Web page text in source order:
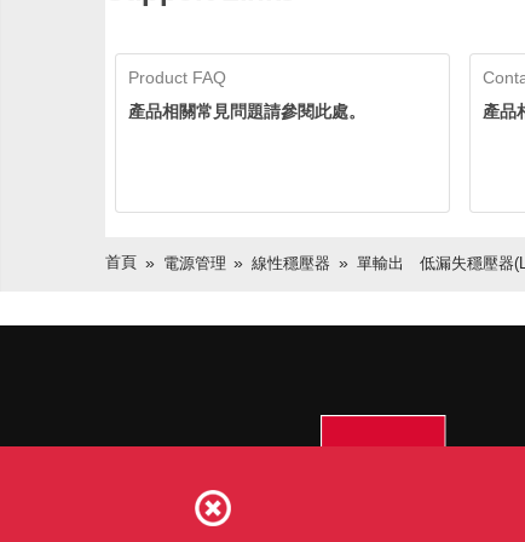
Product FAQ
產品相關常見問題請參閱此處。
產品
首頁 電源管理 線性穩壓器 單輸出 低漏失穩壓器